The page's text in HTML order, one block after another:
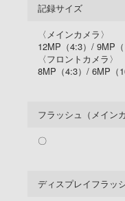
記録サイズ
〈メインカメラ〉
12MP（4:3）/ 9MP
〈フロントカメラ〉
8MP（4:3）/ 6MP（
フラッシュ（メイン
〇
ディスプレイフラッ